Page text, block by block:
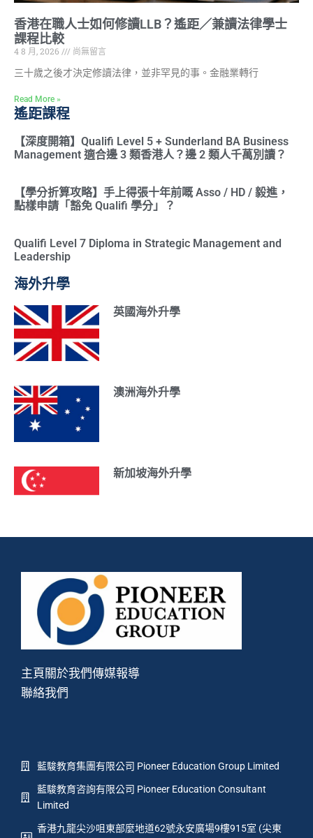
香港在職人士如何修讀LLB？遙距／兼讀法律學士
課程比較
4 8 月, 2026
尚無留言
三十歲之後才決定修讀法律，並非罕見的事。金融業轉行
Read More »
遙距課程
【深度開箱】Qualifi Level 5 + Sunderland BA Business
Management 適合邊 3 類香港人？邊 2 類人千萬別讀？
【學分折算攻略】手上得張十年前嘅 Asso / HD / 毅進，
點樣申請「豁免 Qualifi 學分」？
Qualifi Level 7 Diploma in Strategic Management and
Leadership
海外升學
英國海外升學
澳洲海外升學
新加坡海外升學
主頁關於我們傳媒報導
聯絡我們
藍駿教育集團有限公司 Pioneer Education Group Limited
藍駿教育咨詢有限公司 Pioneer Education Consultant
Limited
香港九龍尖沙咀東部麼地道62號永安廣場9樓915室 (尖東